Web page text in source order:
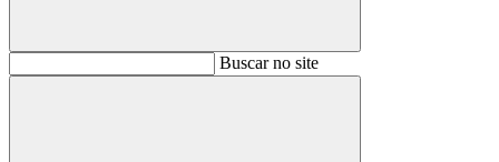
BuscarBuscar no site